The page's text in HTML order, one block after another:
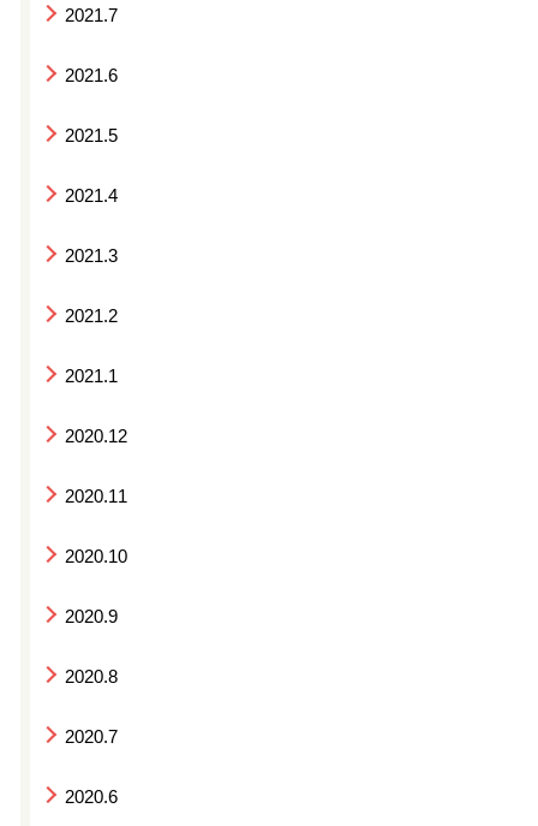
2021.7
2021.6
2021.5
2021.4
2021.3
2021.2
2021.1
2020.12
2020.11
2020.10
2020.9
2020.8
2020.7
2020.6